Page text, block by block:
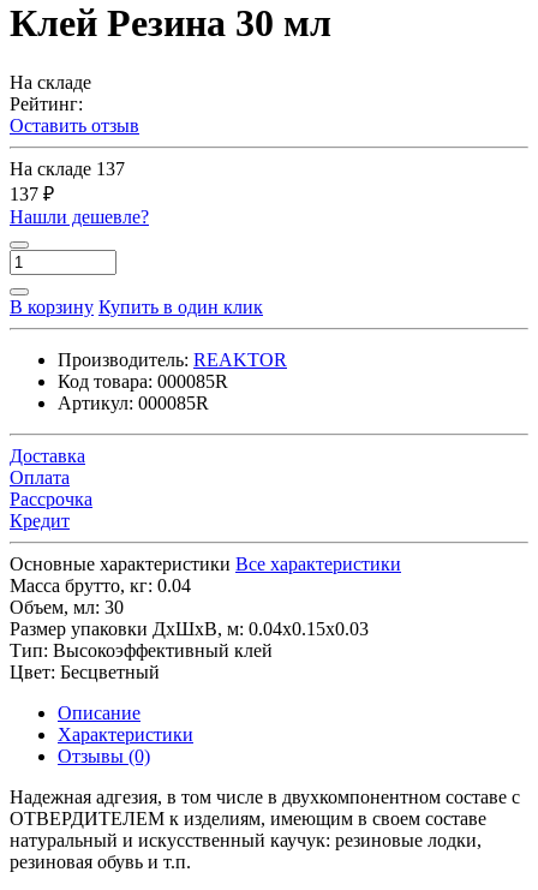
Клей Резина 30 мл
На складе
Рейтинг:
Оставить отзыв
На складе 137
137 ₽
Нашли дешевле?
В корзину Купить в один клик
Производитель: REAKTOR
Код товара: 000085R
Артикул: 000085R
Доставка
Оплата
Рассрочка
Кредит
Основные характеристики Все характеристики
Масса брутто, кг: 0.04
Объем, мл: 30
Размер упаковки ДхШхВ, м: 0.04x0.15x0.03
Тип: Высокоэффективный клей
Цвет: Бесцветный
Описание
Характеристики
Отзывы (0)
Надежная адгезия, в том числе в двухкомпонентном составе с
ОТВЕРДИТЕЛЕМ к изделиям, имеющим в своем составе
натуральный и искусственный каучук: резиновые лодки,
резиновая обувь и т.п.